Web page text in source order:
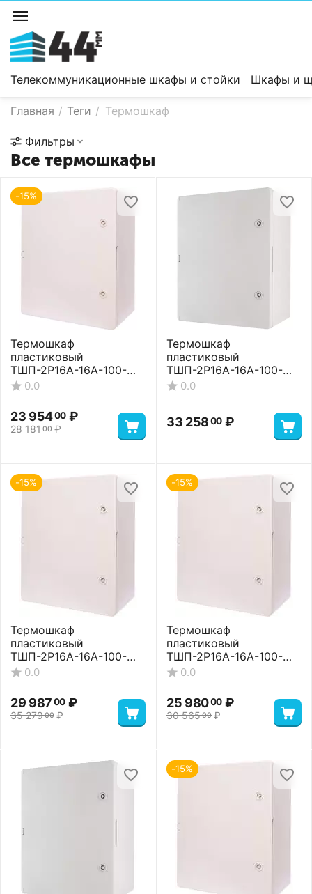
Телекоммуникационные шкафы и стойки Шкафы и
Главная / Теги / Термошкаф
Фильтры
Все термошкафы
-15%
Термошкаф
пластиковый
ТШП-2P16A-16A-100-
504024 Basic
0.0
28 18100 ₽
23 95400 ₽
Термошкаф
пластиковый
ТШП-2P16A-16A-100-
504024 Premium
0.0
33 25800 ₽
-15%
Термошкаф
пластиковый
ТШП-2P16A-16A-100-
504024 Standart
0.0
35 27900 ₽
29 98700 ₽
-15%
Термошкаф
пластиковый
ТШП-2P16A-16A-100-
604020 Basic
0.0
30 56500 ₽
25 98000 ₽
-15%